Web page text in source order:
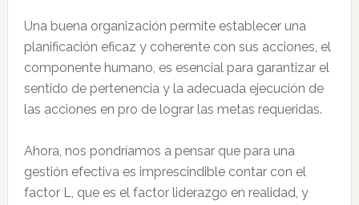
Una buena organización permite establecer una
planificación eficaz y coherente con sus acciones, el
componente humano, es esencial para garantizar el
sentido de pertenencia y la adecuada ejecución de
las acciones en pro de lograr las metas requeridas.
Ahora, nos pondríamos a pensar que para una
gestión efectiva es imprescindible contar con el
factor L, que es el factor liderazgo en realidad, y